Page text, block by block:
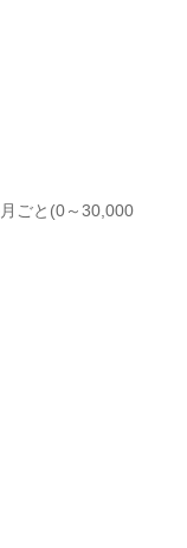
ごと(0～30,000